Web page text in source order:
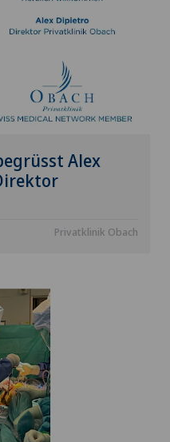
Alex
Privatklinik Obach